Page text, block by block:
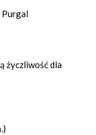
Purgal
życzliwość dla